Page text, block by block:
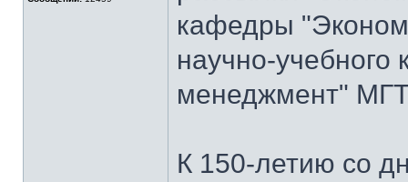
кафедры
научно-
менеджмент"
К 150-летию со